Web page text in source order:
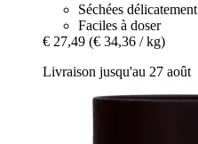
Séchées délicatement
Faciles à doser
€ 27,49 (€ 34,36 / kg)
Livraison jusqu'au 27 août